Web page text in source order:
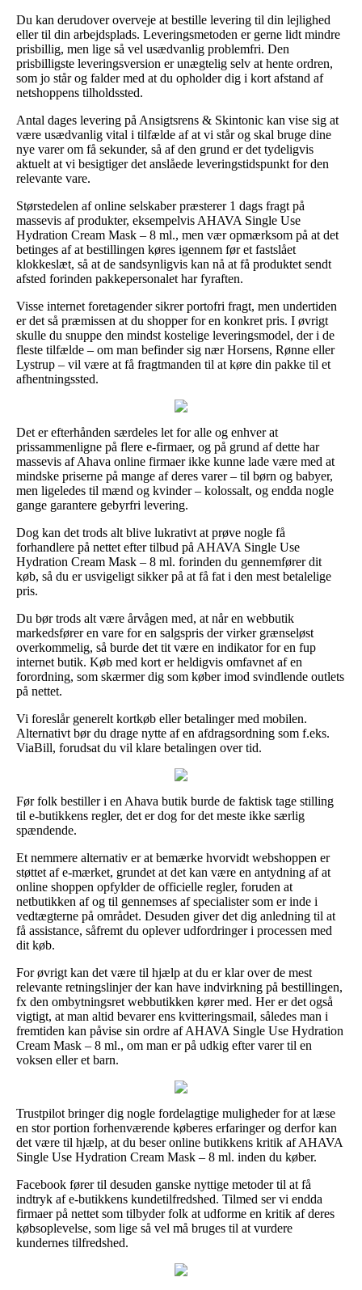
Du kan derudover overveje at bestille levering til din lejlighed
eller til din arbejdsplads. Leveringsmetoden er gerne lidt mindre
prisbillig, men lige så vel usædvanlig problemfri. Den
prisbilligste leveringsversion er unægtelig selv at hente ordren,
som jo står og falder med at du opholder dig i kort afstand af
netshoppens tilholdssted.
Antal dages levering på Ansigtsrens & Skintonic kan vise sig at
være usædvanlig vital i tilfælde af at vi står og skal bruge dine
nye varer om få sekunder, så af den grund er det tydeligvis
aktuelt at vi besigtiger det anslåede leveringstidspunkt for den
relevante vare.
Størstedelen af online selskaber præsterer 1 dags fragt på
massevis af produkter, eksempelvis AHAVA Single Use
Hydration Cream Mask – 8 ml., men vær opmærksom på at det
betinges af at bestillingen køres igennem før et fastslået
klokkeslæt, så at de sandsynligvis kan nå at få produktet sendt
afsted forinden pakkepersonalet har fyraften.
Visse internet foretagender sikrer portofri fragt, men undertiden
er det så præmissen at du shopper for en konkret pris. I øvrigt
skulle du snuppe den mindst kostelige leveringsmodel, der i de
fleste tilfælde – om man befinder sig nær Horsens, Rønne eller
Lystrup – vil være at få fragtmanden til at køre din pakke til et
afhentningssted.
Det er efterhånden særdeles let for alle og enhver at
prissammenligne på flere e-firmaer, og på grund af dette har
massevis af Ahava online firmaer ikke kunne lade være med at
mindske priserne på mange af deres varer – til børn og babyer,
men ligeledes til mænd og kvinder – kolossalt, og endda nogle
gange garantere gebyrfri levering.
Dog kan det trods alt blive lukrativt at prøve nogle få
forhandlere på nettet efter tilbud på AHAVA Single Use
Hydration Cream Mask – 8 ml. forinden du gennemfører dit
køb, så du er usvigeligt sikker på at få fat i den mest betalelige
pris.
Du bør trods alt være årvågen med, at når en webbutik
markedsfører en vare for en salgspris der virker grænseløst
overkommelig, så burde det tit være en indikator for en fup
internet butik. Køb med kort er heldigvis omfavnet af en
forordning, som skærmer dig som køber imod svindlende outlets
på nettet.
Vi foreslår generelt kortkøb eller betalinger med mobilen.
Alternativt bør du drage nytte af en afdragsordning som f.eks.
ViaBill, forudsat du vil klare betalingen over tid.
Før folk bestiller i en Ahava butik burde de faktisk tage stilling
til e-butikkens regler, det er dog for det meste ikke særlig
spændende.
Et nemmere alternativ er at bemærke hvorvidt webshoppen er
støttet af e-mærket, grundet at det kan være en antydning af at
online shoppen opfylder de officielle regler, foruden at
netbutikken af og til gennemses af specialister som er inde i
vedtægterne på området. Desuden giver det dig anledning til at
få assistance, såfremt du oplever udfordringer i processen med
dit køb.
For øvrigt kan det være til hjælp at du er klar over de mest
relevante retningslinjer der kan have indvirkning på bestillingen,
fx den ombytningsret webbutikken kører med. Her er det også
vigtigt, at man altid bevarer ens kvitteringsmail, således man i
fremtiden kan påvise sin ordre af AHAVA Single Use Hydration
Cream Mask – 8 ml., om man er på udkig efter varer til en
voksen eller et barn.
Trustpilot bringer dig nogle fordelagtige muligheder for at læse
en stor portion forhenværende køberes erfaringer og derfor kan
det være til hjælp, at du beser online butikkens kritik af AHAVA
Single Use Hydration Cream Mask – 8 ml. inden du køber.
Facebook fører til desuden ganske nyttige metoder til at få
indtryk af e-butikkens kundetilfredshed. Tilmed ser vi endda
firmaer på nettet som tilbyder folk at udforme en kritik af deres
købsoplevelse, som lige så vel må bruges til at vurdere
kundernes tilfredshed.